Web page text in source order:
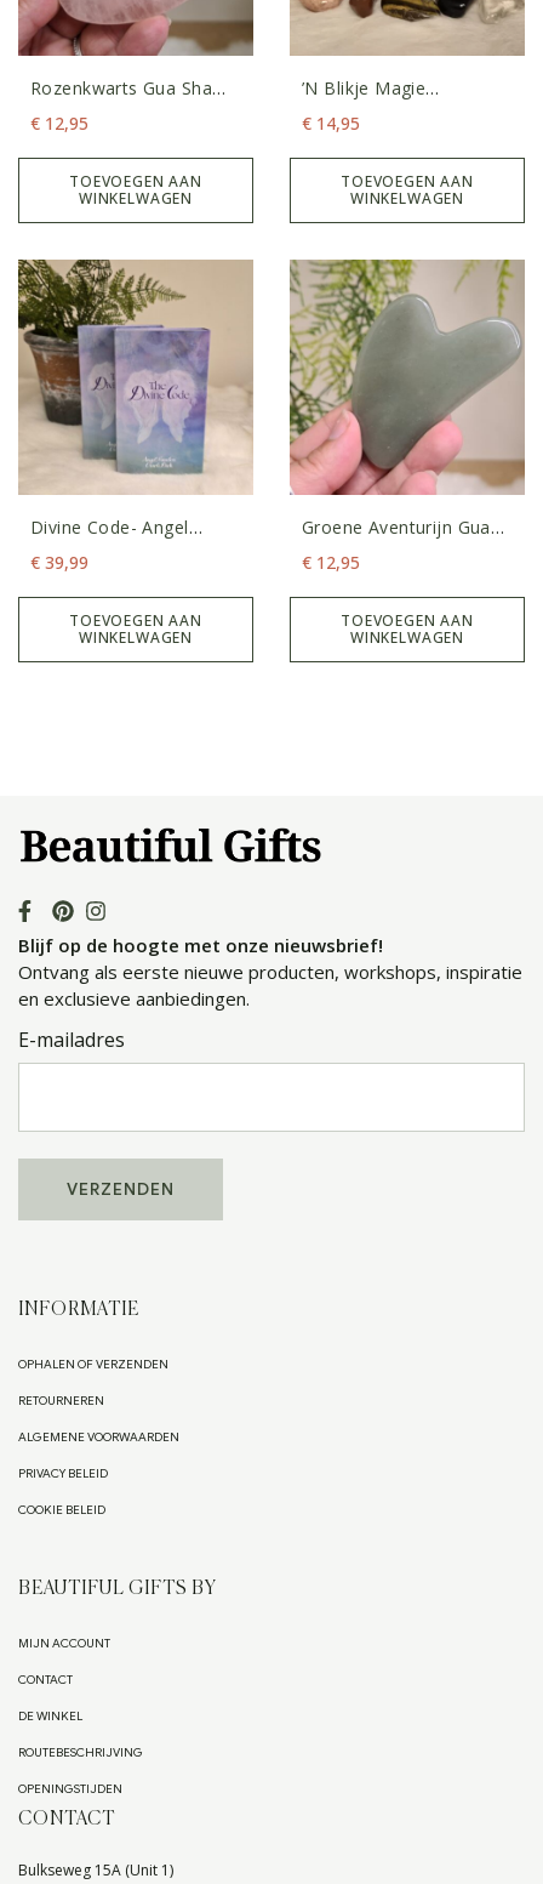
Rozenkwarts Gua Sha
€ 12,95
TOEVOEGEN AAN
WINKELWAGEN
’n Blikje Magie
€ 14,95
TOEVOEGEN AAN
WINKELWAGEN
Divine Code- Angel
Kaartendeck
€ 39,99
TOEVOEGEN AAN
WINKELWAGEN
Groene Aventurijn Gua
€ 12,95
TOEVOEGEN AAN
WINKELWAGEN
Blijf op de hoogte met onze nieuwsbrief!
Ontvang als eerste nieuwe producten, workshops, inspiratie
en exclusieve aanbiedingen.
E-mailadres
INFORMATIE
OPHALEN OF VERZENDEN
RETOURNEREN
ALGEMENE VOORWAARDEN
PRIVACY BELEID
COOKIE BELEID
BEAUTIFUL GIFTS BY
MIJN ACCOUNT
CONTACT
DE WINKEL
ROUTEBESCHRIJVING
OPENINGSTIJDEN
CONTACT
Bulkseweg 15A (Unit 1)